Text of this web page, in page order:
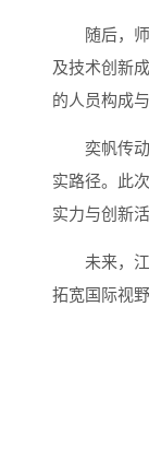
随后，
及技术创新
的人员构成
奕帆传
实路径。此
实力与创新
未来，
拓宽国际视